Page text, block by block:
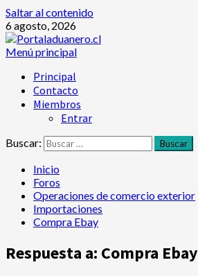
Saltar al contenido
6 agosto, 2026
Menú principal
Principal
Contacto
Miembros
Entrar
Buscar:
Inicio
Foros
Operaciones de comercio exterior
Importaciones
Compra Ebay
Respuesta a: Compra Ebay